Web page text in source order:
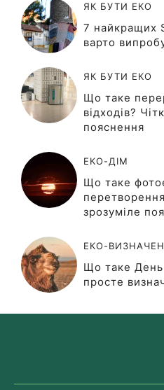
ЯК БУТИ ЕКО
7 найкращих
варто
ЯК БУТИ ЕКО
Що таке
відходів?
пояснення
ЕКО-ДІМ
Що таке
зрозуміле
ЕКО-
Що таке День
просте